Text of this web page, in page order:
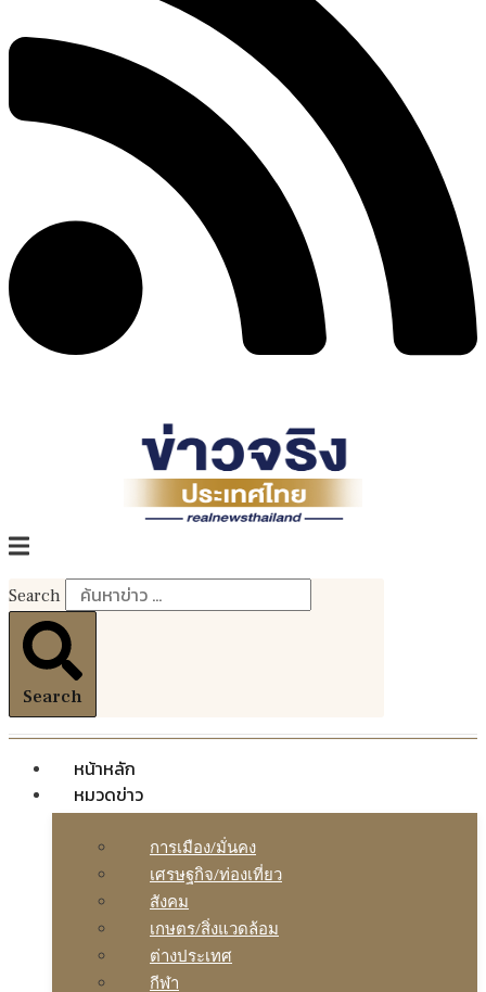
Search
Search
หน้าหลัก
หมวดข่าว
การเมือง/มั่นคง
เศรษฐกิจ/ท่องเที่ยว
สังคม
เกษตร/สิ่งแวดล้อม
ต่างประเทศ
กีฬา